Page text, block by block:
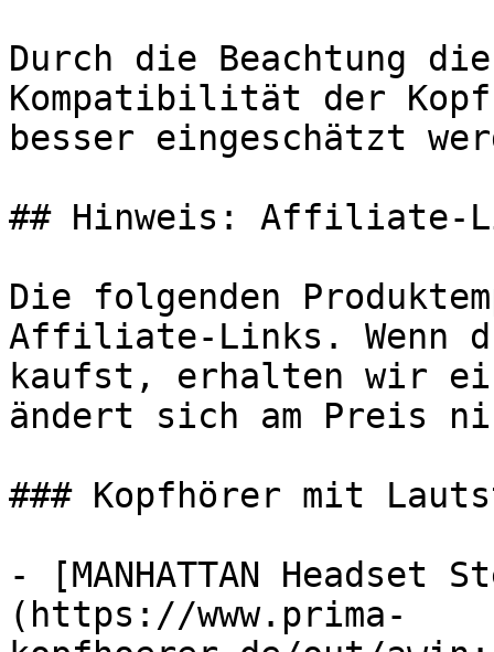
Durch die Beachtung
Kompatibilität der
besser eingeschätzt
## Hinweis: Affiliate-
Die folgenden
Affiliate-Links. Wenn
kaufst, erhalten wir
ändert sich am Preis
### Kopfhörer mit
- [MANHATTAN Headset
(https://www.prima-